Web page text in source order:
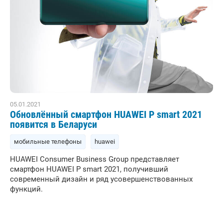
05.01.2021
Обновлённый смартфон HUAWEI P smart 2021
появится в Беларуси
мобильные телефоны huawei
HUAWEI Consumer Business Group представляет
смартфон HUAWEI P smart 2021, получивший
современный дизайн и ряд усовершенствованных
функций.